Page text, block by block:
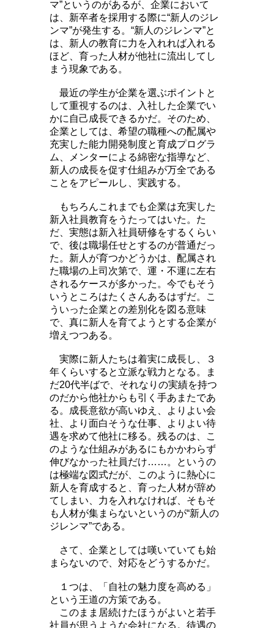
マ”というのがあるが、企業において
は、新卒者を採用する際に“新人のジレ
ンマ”が発生する。“新人のジレンマ”と
は、新人の教育に力を入れれば入れる
ほど、育った人材が他社に流出してし
まう現象である。
最近の学生が企業を選ぶポイントと
して重視するのは、入社した企業でい
かに自己成長できるかだ。そのため、
企業としては、希望の職種への配属や
充実した能力開発制度と育成プログラ
ム、メンターによる綿密な指導など、
新人の成長を促す仕組みが万全である
ことをアピールし、実践する。
もちろんこれまでも企業は充実した
新入社員教育をうたってはいた。た
だ、実態は新入社員研修をするくらい
で、後は職場任せとするのが普通だっ
た。新人が育つかどうかは、配属され
た職場の上司次第で、運・不運に左右
されるケースが多かった。今でもそう
いうところはたくさんあるはずだ。こ
ういった企業との差別化を図る意味
で、真に新人を育てようとする企業が
増えつつある。
実際に新人たちは着実に成長し、３
年くらいすると立派な戦力となる。ま
だ20代半ばで、それなりの実績を持つ
のだから他社からも引く手あまたであ
る。成長意欲が高いゆえ、よりよい会
社、より面白そうな仕事、よりよい待
遇を求めて他社に移る。残るのは、こ
のような仕組みがあるにもかかわらず
伸びなかった社員だけ……。というの
は極端な図式だが、このように熱心に
新人を育成すると、育った人材が辞め
てしまい、力を入れなければ、そもそ
も人材が集まらないというのが“新人の
ジレンマ”である。
さて、企業としては嘆いていても始
まらないので、対応をどうするかだ。
１つは、「自社の魅力度を高める」
という王道の方策である。
このまま居続けたほうがよいと若手
社員が思うような会社になる。待遇の